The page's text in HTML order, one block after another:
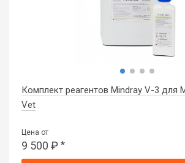
Комплект реагентов Mindray V-3 для
Vet
Цена от
9 500 ₽ *